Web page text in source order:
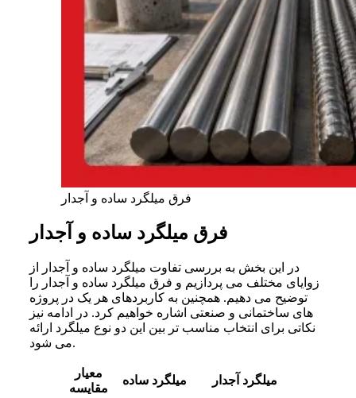
فرق میلگرد ساده و آجدار
فرق میلگرد ساده و آجدار
در این بخش به بررسی تفاوت میلگرد ساده و آجدار از
زوایای مختلف می‌ پردازیم و فرق میلگرد ساده و آجدار را
توضیح می‌ دهیم. همچنین به کاربردهای هر یک در پروژه‌
های ساختمانی و صنعتی اشاره خواهیم کرد. در ادامه نیز
نکاتی برای انتخاب مناسب‌ تر بین این دو نوع میلگرد ارائه
می‌ شود.
معیار
مقایسه
میلگرد ساده میلگرد آجدار